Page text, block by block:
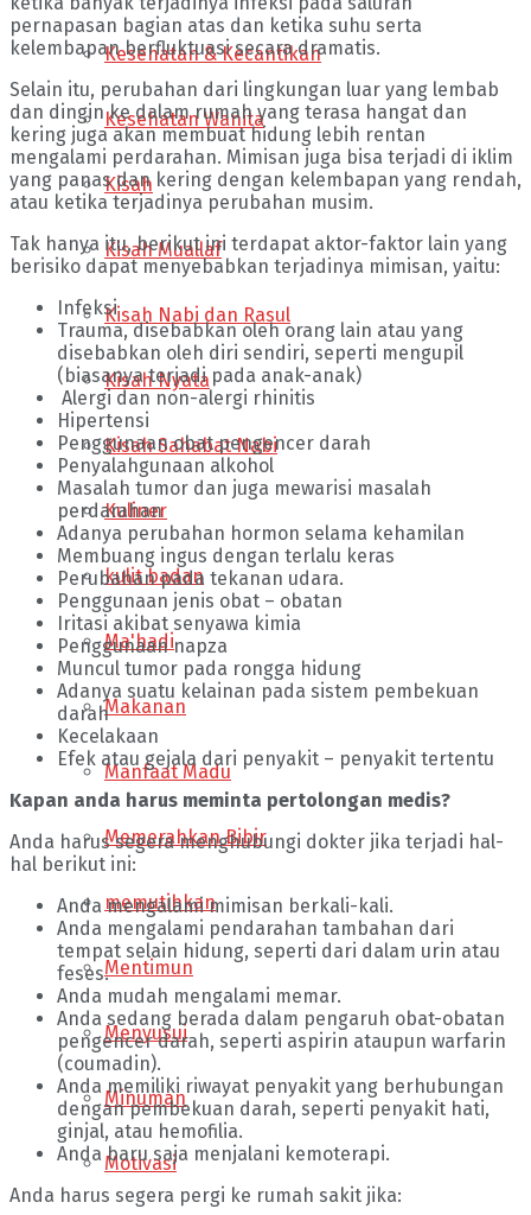
Kesehatan & Kecantikan
Kesehatan Wanita
Kisah
Kisah Muallaf
Kisah Nabi dan Rasul
Kisah Nyata
Kisah Sahabat Nabi
Kuliner
kulit badan
Ma'hadi
Makanan
Manfaat Madu
Memerahkan Bibir
memutihkan
Mentimun
Menyusui
Minuman
Motivasi
pernapasan bagian atas dan ketika suhu serta
kelembapan berfluktuasi secara dramatis.
Selain itu, perubahan dari lingkungan luar yang lembab
dan dingin ke dalam rumah yang terasa hangat dan
kering juga akan membuat hidung lebih rentan
mengalami perdarahan. Mimisan juga bisa terjadi di iklim
yang panas dan kering dengan kelembapan yang rendah,
atau ketika terjadinya perubahan musim.
Tak hanya itu, berikut ini terdapat aktor-faktor lain yang
berisiko dapat menyebabkan terjadinya mimisan, yaitu:
Infeksi
Trauma, disebabkan oleh orang lain atau yang
disebabkan oleh diri sendiri, seperti mengupil
(biasanya terjadi pada anak-anak)
Alergi dan non-alergi rhinitis
Hipertensi
Penggunaan obat pengencer darah
Penyalahgunaan alkohol
Masalah tumor dan juga mewarisi masalah
perdarahan
Adanya perubahan hormon selama kehamilan
Membuang ingus dengan terlalu keras
Perubahan pada tekanan udara.
Penggunaan jenis obat – obatan
Iritasi akibat senyawa kimia
Penggunaan napza
Muncul tumor pada rongga hidung
Adanya suatu kelainan pada sistem pembekuan
darah
Kecelakaan
Efek atau gejala dari penyakit – penyakit tertentu
Kapan anda harus meminta pertolongan medis?
Anda harus segera menghubungi dokter jika terjadi hal-
hal berikut ini:
Anda mengalami mimisan berkali-kali.
Anda mengalami pendarahan tambahan dari
tempat selain hidung, seperti dari dalam urin atau
feses.
Anda mudah mengalami memar.
Anda sedang berada dalam pengaruh obat-obatan
pengencer darah, seperti aspirin ataupun warfarin
(coumadin).
Anda memiliki riwayat penyakit yang berhubungan
dengan pembekuan darah, seperti penyakit hati,
ginjal, atau hemofilia.
Anda baru saja menjalani kemoterapi.
Anda harus segera pergi ke rumah sakit jika: